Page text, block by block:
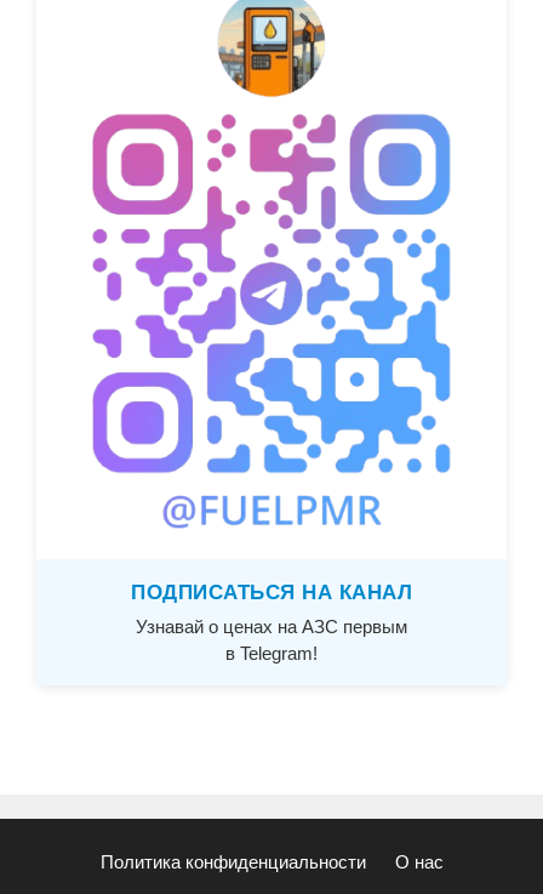
ПОДПИСАТЬСЯ НА КАНАЛ
Узнавай о ценах на АЗС первым
в Telegram!
Политика конфиденциальности О нас